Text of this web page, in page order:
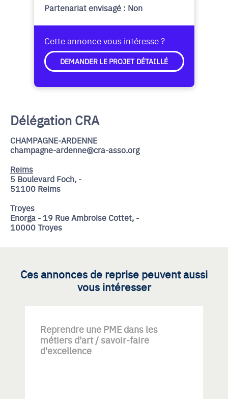
Partenariat envisagé : Non
Cette annonce vous intéresse ?
DEMANDER LE PROJET DÉTAILLÉ
Délégation CRA
CHAMPAGNE-ARDENNE
champagne-ardenne@cra-asso.org
Reims
5 Boulevard Foch, -
51100 Reims
Troyes
Enorga - 19 Rue Ambroise Cottet, -
10000 Troyes
Ces annonces de reprise peuvent aussi
vous intéresser
Reprendre une PME dans les
métiers d'art / savoir-faire
d'excellence